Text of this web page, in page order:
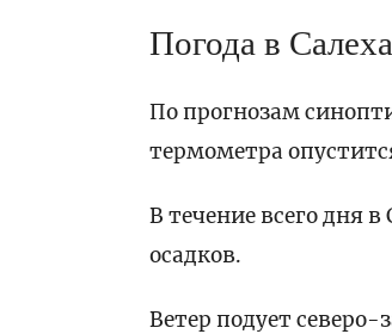
Погода в
По прогнозам
термометра
В течение всего дня
осадков.
Ветер подует